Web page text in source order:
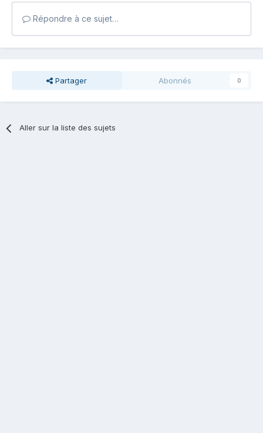
Répondre à ce sujet…
Partager Abonnés 0
Aller sur la liste des sujets